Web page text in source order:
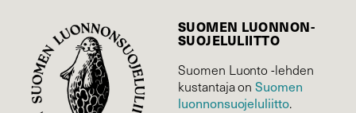
SUOMEN LUONNON­
SUOJELU­LIITTO
Suomen Luonto -lehden
kustantaja onSuomen
luonnonsuojelu­liitto.